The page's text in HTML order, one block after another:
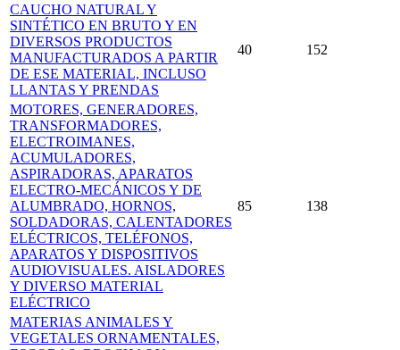
CAUCHO NATURAL Y
SINTÉTICO EN BRUTO Y EN
DIVERSOS PRODUCTOS
MANUFACTURADOS A PARTIR
DE ESE MATERIAL, INCLUSO
LLANTAS Y PRENDAS
40 152
MOTORES, GENERADORES,
TRANSFORMADORES,
ELECTROIMANES,
ACUMULADORES,
ASPIRADORAS, APARATOS
ELECTRO-MECÁNICOS Y DE
ALUMBRADO, HORNOS,
SOLDADORAS, CALENTADORES
ELÉCTRICOS, TELÉFONOS,
APARATOS Y DISPOSITIVOS
AUDIOVISUALES. AISLADORES
Y DIVERSO MATERIAL
ELÉCTRICO
85 138
MATERIAS ANIMALES Y
VEGETALES ORNAMENTALES,